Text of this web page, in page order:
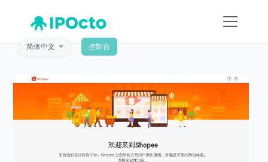
简体中文 控制台